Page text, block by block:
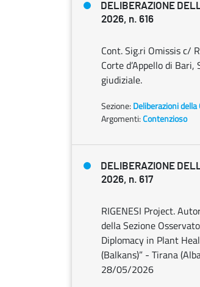
DELIBERAZIONE
2026, n. 616
Cont. Sig.ri Omissis c/
Corte d’Appello di
giudiziale.
Sezione: Deliberazioni
Argomenti:Contenzioso
DELIBERAZIONE
2026, n. 617
RIGENESI Project.
della Sezione
Diplomacy in Plant
(Balkans)” - Tirana
28/05/2026